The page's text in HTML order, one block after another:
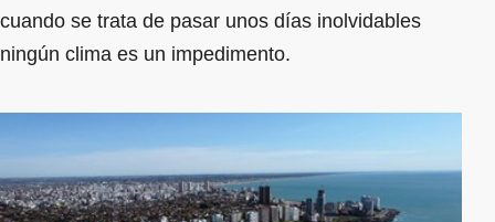
cuando se trata de pasar unos días inolvidables
ningún clima es un impedimento.